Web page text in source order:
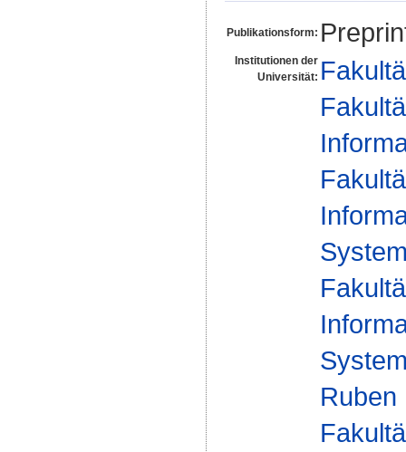
Publikationsform:
Institutionen der
Universität:
Ruben